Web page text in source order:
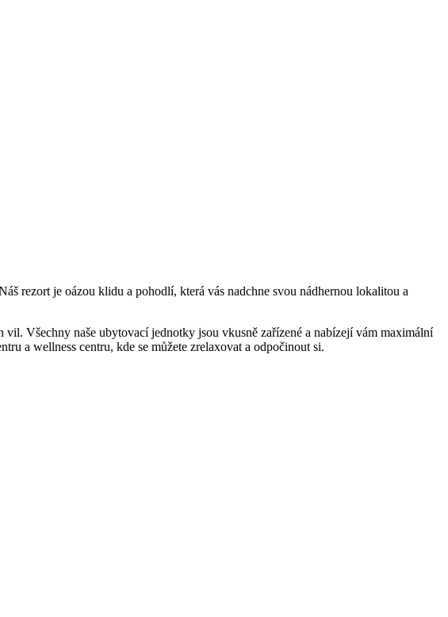
rezort je oázou klidu a pohodlí, která vás nadchne svou nádhernou lokalitou a
Všechny naše ubytovací jednotky jsou vkusně zařízené a nabízejí vám maximální
a wellness centru, kde se můžete zrelaxovat a odpočinout si.